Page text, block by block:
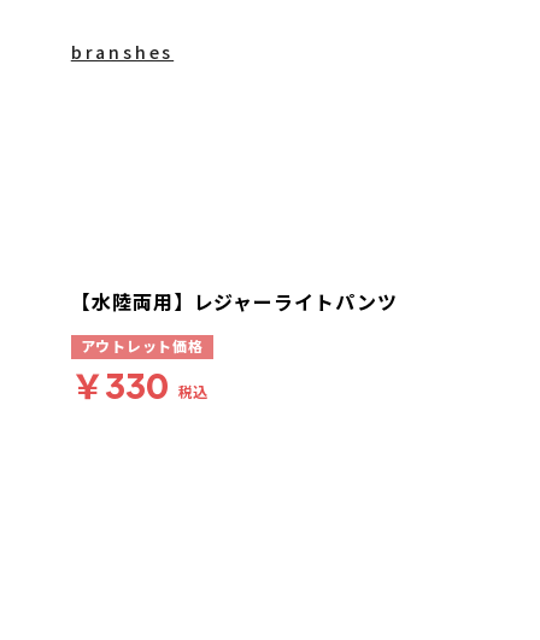
branshes
【水陸両用】レジャーライトパンツ
アウトレット価格
￥330 税込